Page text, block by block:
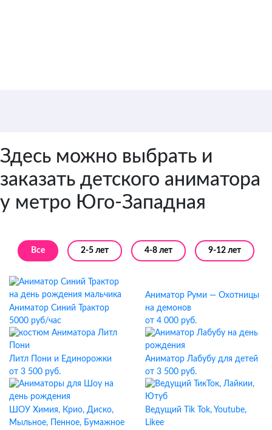
Здесь можно выбрать и
заказать детского аниматора
у метро Юго-Западная
Все 2-5 лет 4-8 лет 9-12 лет
Аниматор Синий Трактор
5000 руб/час
Аниматор Руми — Охотницы
на демонов
от 4 000 руб.
Литл Пони и Единорожки
от 3 500 руб.
Аниматор Лабубу для детей
от 3 500 руб.
ШОУ Химия, Крио, Диско,
Мыльное, Пенное, Бумажное
Ведущий Tik Tok, Youtube,
Likee